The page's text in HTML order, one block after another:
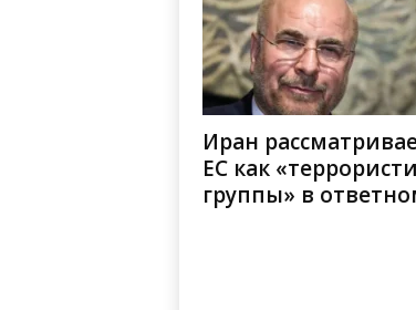
Иран
ЕС как
группы» в